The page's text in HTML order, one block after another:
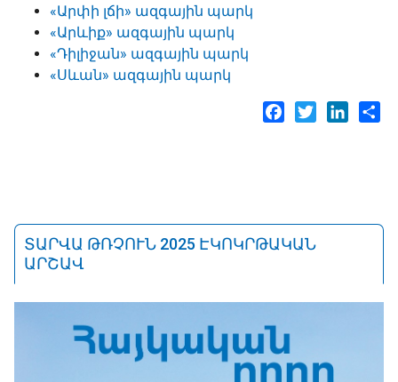
«Արփի լճի» ազգային պարկ
«Արևիք» ազգային պարկ
«Դիլիջան» ազգային պարկ
«Սևան» ազգային պարկ
Facebook
Twitter
ՏԱՐՎԱ ԹՌՉՈՒՆ 2025 ԷԿՈԿՐԹԱԿԱՆ
ԱՐՇԱՎ